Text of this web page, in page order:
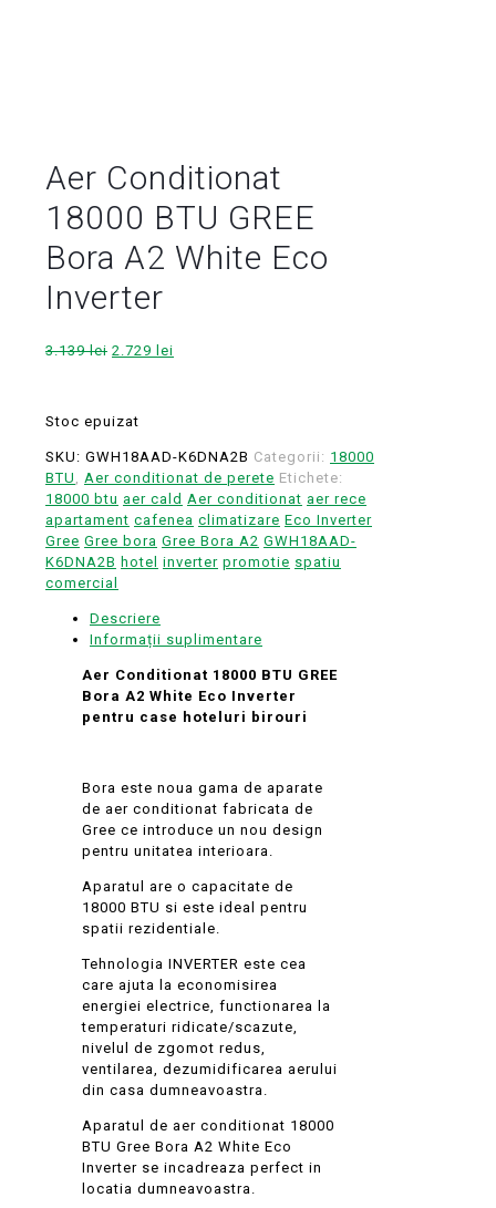
Aer Conditionat
18000 BTU GREE
Bora A2 White Eco
Inverter
3.139lei Prețul
fost:
2.729 lei
Stoc epuizat
SKU: GWH18AAD-K6DNA2B Categorii: 18000
BTU , Aer conditionat de perete Etichete:
18000 btu aer cald Aer conditionat aer rece
apartament cafenea climatizare Eco Inverter
Gree Gree bora Gree Bora A2 GWH18AAD-
K6DNA2B hotel inverter promotie spatiu
comercial
Descriere
Informații suplimentare
Aer Conditionat 18000 BTU GREE
Bora A2 White Eco Inverter
pentru case hoteluri birouri
Bora este noua gama de aparate
de aer conditionat fabricata de
Gree ce introduce un nou design
pentru unitatea interioara.
Aparatul are o capacitate de
18000 BTU si este ideal pentru
spatii rezidentiale.
Tehnologia INVERTER este cea
care ajuta la economisirea
energiei electrice, functionarea la
temperaturi ridicate/scazute,
nivelul de zgomot redus,
ventilarea, dezumidificarea aerului
din casa dumneavoastra.
Aparatul de aer conditionat 18000
BTU Gree Bora A2 White Eco
Inverter se incadreaza perfect in
locatia dumneavoastra.